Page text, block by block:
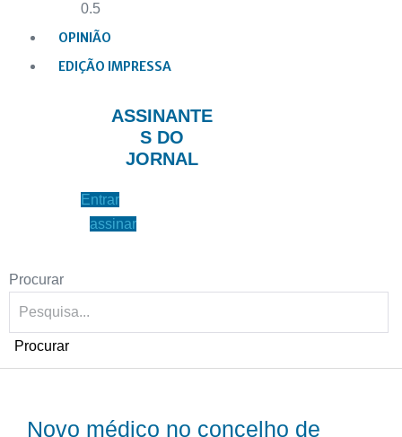
OPINIÃO
EDIÇÃO IMPRESSA
ASSINANTE
S DO
JORNAL
Entrar
assinar
Procurar
Procurar
Novo médico no concelho de